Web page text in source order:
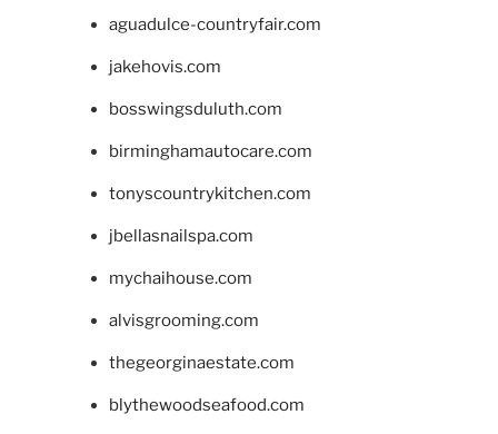
aguadulce-countryfair.com
jakehovis.com
bosswingsduluth.com
birminghamautocare.com
tonyscountrykitchen.com
jbellasnailspa.com
mychaihouse.com
alvisgrooming.com
thegeorginaestate.com
blythewoodseafood.com